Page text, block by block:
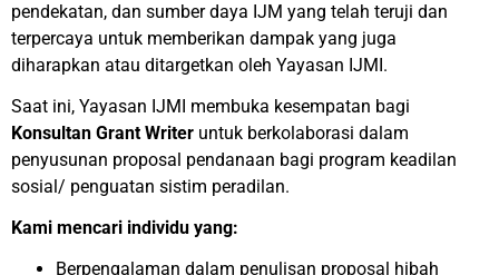
pendekatan, dan sumber daya IJM yang telah teruji dan
terpercaya untuk memberikan dampak yang juga
diharapkan atau ditargetkan oleh Yayasan IJMI.
Saat ini, Yayasan IJMI membuka kesempatan bagi
Konsultan Grant Writer untuk berkolaborasi dalam
penyusunan proposal pendanaan bagi program keadilan
sosial/ penguatan sistim peradilan.
Kami mencari individu yang:
Berpengalaman dalam penulisan proposal hibah